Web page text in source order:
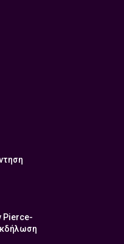
Pierce-